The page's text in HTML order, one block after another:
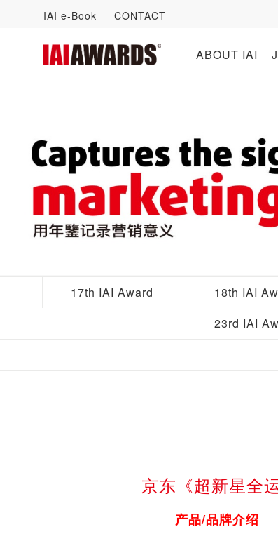
IAI e-Book CONTACT
ABOUT IAI
17th IAI Award 18th IAI
23rd IAI
京东《超新星全
产品/品牌介绍